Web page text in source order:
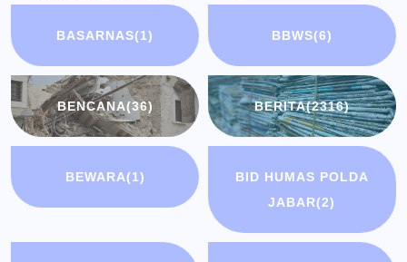
BASARNAS(1) BBWS(6)
BENCANA(36) BERITA(2316)
BEWARA(1)
BID HUMAS POLDA
JABAR(2)